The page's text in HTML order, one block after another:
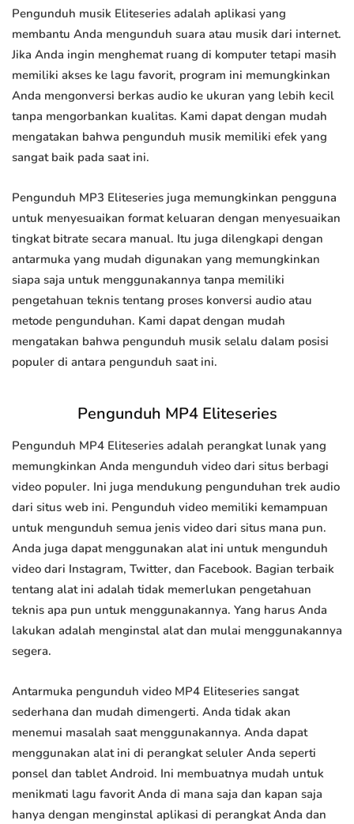
Pengunduh musik Eliteseries adalah aplikasi yang
membantu Anda mengunduh suara atau musik dari internet.
Jika Anda ingin menghemat ruang di komputer tetapi masih
memiliki akses ke lagu favorit, program ini memungkinkan
Anda mengonversi berkas audio ke ukuran yang lebih kecil
tanpa mengorbankan kualitas. Kami dapat dengan mudah
mengatakan bahwa pengunduh musik memiliki efek yang
sangat baik pada saat ini.
Pengunduh MP3 Eliteseries juga memungkinkan pengguna
untuk menyesuaikan format keluaran dengan menyesuaikan
tingkat bitrate secara manual. Itu juga dilengkapi dengan
antarmuka yang mudah digunakan yang memungkinkan
siapa saja untuk menggunakannya tanpa memiliki
pengetahuan teknis tentang proses konversi audio atau
metode pengunduhan. Kami dapat dengan mudah
mengatakan bahwa pengunduh musik selalu dalam posisi
populer di antara pengunduh saat ini.
Pengunduh MP4 Eliteseries
Pengunduh MP4 Eliteseries adalah perangkat lunak yang
memungkinkan Anda mengunduh video dari situs berbagi
video populer. Ini juga mendukung pengunduhan trek audio
dari situs web ini. Pengunduh video memiliki kemampuan
untuk mengunduh semua jenis video dari situs mana pun.
Anda juga dapat menggunakan alat ini untuk mengunduh
video dari Instagram, Twitter, dan Facebook. Bagian terbaik
tentang alat ini adalah tidak memerlukan pengetahuan
teknis apa pun untuk menggunakannya. Yang harus Anda
lakukan adalah menginstal alat dan mulai menggunakannya
segera.
Antarmuka pengunduh video MP4 Eliteseries sangat
sederhana dan mudah dimengerti. Anda tidak akan
menemui masalah saat menggunakannya. Anda dapat
menggunakan alat ini di perangkat seluler Anda seperti
ponsel dan tablet Android. Ini membuatnya mudah untuk
menikmati lagu favorit Anda di mana saja dan kapan saja
hanya dengan menginstal aplikasi di perangkat Anda dan